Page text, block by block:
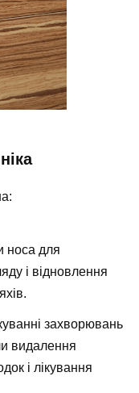
носа для
і відновлення
захворювань
видалення
і лікування